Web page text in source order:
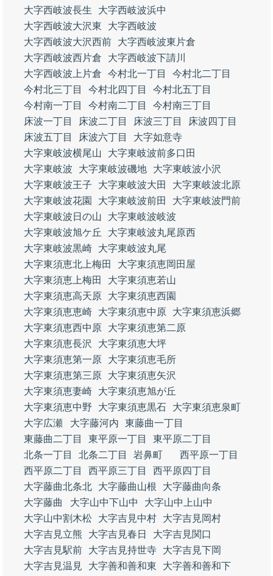
大字西岐波長生
大字西岐波浜中
大字西岐波大沢東
大字西岐波
大字西岐波大沢西前
大字西岐波東片倉
大字西岐波西片倉
大字西岐波下請川
大字西岐波上片倉
今村北一丁目
今村北二丁目
今村北三丁目
今村北四丁目
今村北五丁目
今村南一丁目
今村南二丁目
今村南三丁目
床波一丁目
床波二丁目 床波三丁目
床波四丁目
床波五丁目
床波六丁目
大字如意寺
大字東岐波横尾山
大字東岐波前多口田
大字東岐波
大字東岐波磯地
大字東岐波小沢
大字東岐波王子
大字東岐波大田
大字東岐波北原
大字東岐波花園
大字東岐波前田
大字東岐波門前
大字東岐波日の山
大字東岐波岐波
大字東岐波旭ケ丘
大字東岐波丸尾原西
大字東岐波黒崎
大字東岐波丸尾
大字東須恵北上梅田
大字東須恵岡田屋
大字東須恵上梅田
大字東須恵若山
大字東須恵高天原
大字東須恵西園
大字東須恵恵崎
大字東須恵中原
大字東須恵浜郷
大字東須恵西中原
大字東須恵第二原
大字東須恵長沢
大字東須恵大坪
大字東須恵第一原
大字東須恵毛所
大字東須恵第三原
大字東須恵矢沢
大字東須恵妻崎
大字東須恵旭が丘
大字東須恵中野
大字東須恵黒石
大字東須恵泉町
大字広瀬
大字藤河内
東藤曲一丁目
東藤曲二丁目
東平原一丁目
東平原二丁目
北条一丁目
北条二丁目 岩鼻町
西平原一丁目
西平原二丁目
西平原三丁目
西平原四丁目
大字藤曲北条北
大字藤曲山根
大字藤曲向条
大字藤曲
大字山中下山中
大字山中上山中
大字山中割木松
大字吉見中村
大字吉見岡村
大字吉見立熊
大字吉見春日
大字吉見関口
大字吉見駅前
大字吉見持世寺
大字吉見下岡
大字吉見温見
大字善和善和東
大字善和善和下